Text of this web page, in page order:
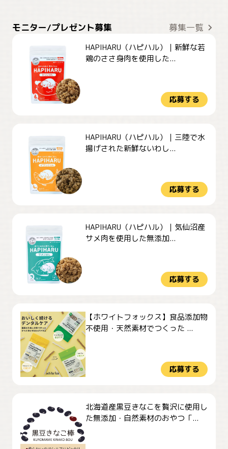
モニター/プレゼント募集 募集一覧
HAPIHARU（ハピハル）｜新鮮な若
鶏のささ身肉を使用した...
応募する
HAPIHARU（ハピハル）｜三陸で水
揚げされた新鮮ないわし...
応募する
HAPIHARU（ハピハル）｜気仙沼産
サメ肉を使用した無添加...
応募する
【ホワイトフォックス】食品添加物
不使用・天然素材でつくった ...
応募する
北海道産黒豆きなこを贅沢に使用し
た無添加・自然素材のおやつ「...